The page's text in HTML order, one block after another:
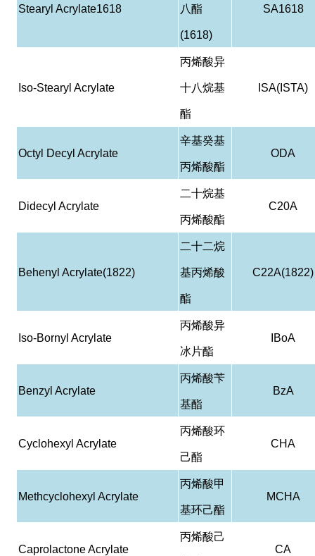
Stearyl Acrylate1618 八酯
(1618)
SA1618
Iso-Stearyl Acrylate
丙烯酸异
十八烷基
酯
ISA(ISTA)
Octyl Decyl Acrylate
辛基癸基
丙烯酸酯
ODA
Didecyl Acrylate
二十烷基
丙烯酸酯
C20A
Behenyl Acrylate(1822)
二十二烷
基丙烯酸
酯
C22A(1822)
Iso-Bornyl Acrylate
丙烯酸异
冰片酯
IBoA
Benzyl Acrylate
丙烯酸苄
基酯
BzA
Cyclohexyl Acrylate
丙烯酸环
己酯
CHA
Methcyclohexyl Acrylate
丙烯酸甲
基环己酯
MCHA
Caprolactone Acrylate
丙烯酸己
CA